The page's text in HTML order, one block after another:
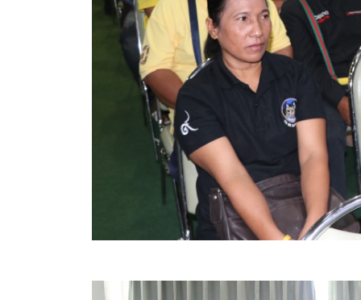
รายงานตรวจสอบภายใน
รายงานเครื่องจักรกล อบจ.
ศูนย์อำนวยการการเลือกตั้ง สมาชิกสภาและนายก
งานแผนการบริหารจัดการความเสี่ยงของ อบจ.สุพร